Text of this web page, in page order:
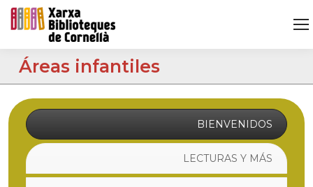
Áreas infantiles
BIENVENIDOS
LECTURAS Y MÁS